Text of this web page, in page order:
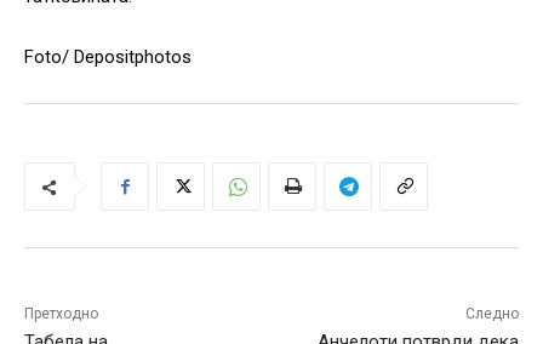
Foto/ Depositphotos
Претходно Следно